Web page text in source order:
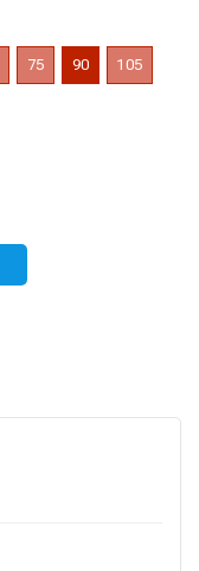
75 90 105